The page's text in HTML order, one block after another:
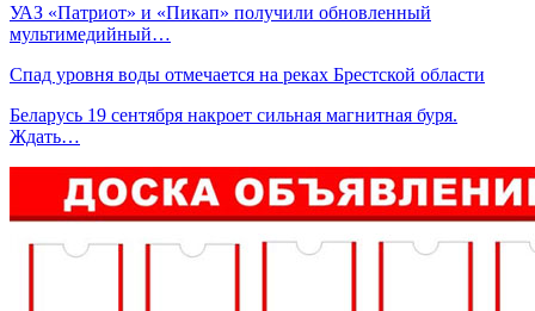
УАЗ «Патриот» и «Пикап» получили обновленный
мультимедийный…
Спад уровня воды отмечается на реках Брестской области
Беларусь 19 сентября накроет сильная магнитная буря.
Ждать…